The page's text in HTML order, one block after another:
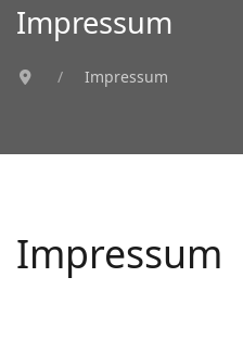
Impressum
Impressum
Impressum